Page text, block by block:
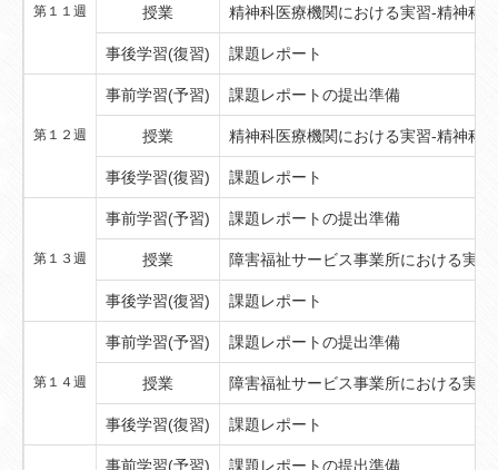
第１１週 授業 精神科医療機関における実習-精神科
事後学習(復習) 課題レポート
第１２週
事前学習(予習) 課題レポートの提出準備
授業 精神科医療機関における実習-精神科
事後学習(復習) 課題レポート
第１３週
事前学習(予習) 課題レポートの提出準備
授業 障害福祉サービス事業所における実
事後学習(復習) 課題レポート
第１４週
事前学習(予習) 課題レポートの提出準備
授業 障害福祉サービス事業所における実
事後学習(復習) 課題レポート
事前学習(予習) 課題レポートの提出準備